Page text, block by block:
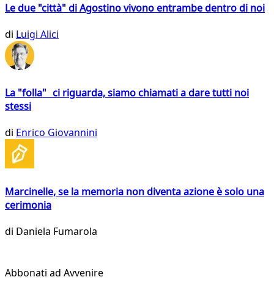
Le due "città" di Agostino vivono entrambe dentro di noi
di Luigi Alici
La "folla" ci riguarda, siamo chiamati a dare tutti noi
stessi
di Enrico Giovannini
Marcinelle, se la memoria non diventa azione è solo una
cerimonia
di Daniela Fumarola
Abbonati ad Avvenire